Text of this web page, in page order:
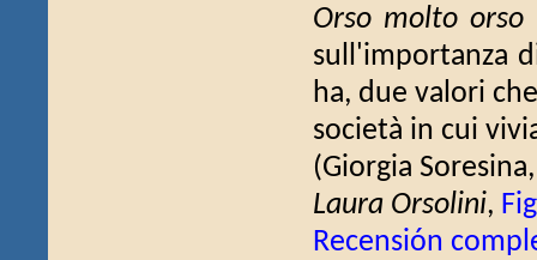
Orso molto orso
sull'importanza
ha, due valori
società in cui
(Giorgia
Laura Orsolini,
Recensión